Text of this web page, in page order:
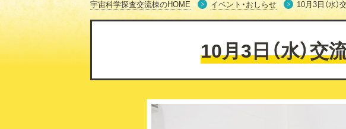
宇宙科学探査交流棟のHOME イベント・おしらせ 10月3日（水
10月3日（水）